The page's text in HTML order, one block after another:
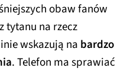
obaw fanów
tytanu na rzecz
wskazują na bardzo
. Telefon ma sprawiać